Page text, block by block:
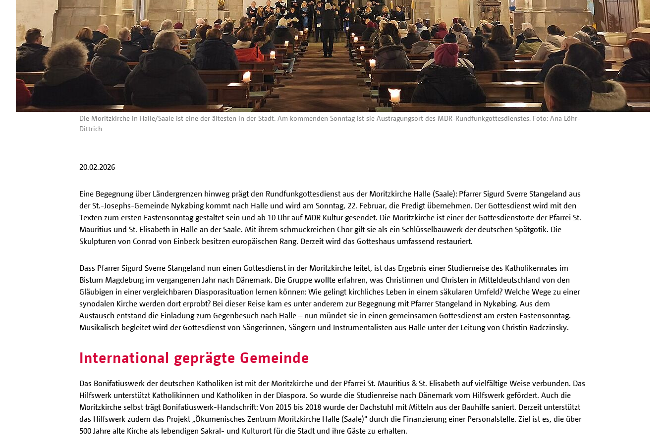
Die Moritzkirche in Halle/Saale ist eine der ältesten in der Stadt. Am kommenden Sonntag ist sie Austragungsort des MDR-Rundfunkgottesdienstes. Foto: Ana Löhr-
Dittrich
20.02.2026
Eine Begegnung über Ländergrenzen hinweg prägt den Rundfunkgottesdienst aus der Moritzkirche Halle (Saale): Pfarrer Sigurd Sverre Stangeland aus
der St.-Josephs-Gemeinde Nykøbing kommt nach Halle und wird am Sonntag, 22. Februar, die Predigt übernehmen. Der Gottesdienst wird mit den
Texten zum ersten Fastensonntag gestaltet sein und ab 10 Uhr auf MDR Kultur gesendet. Die Moritzkirche ist einer der Gottesdienstorte der Pfarrei St.
Mauritius und St. Elisabeth in Halle an der Saale. Mit ihrem schmuckreichen Chor gilt sie als ein Schlüsselbauwerk der deutschen Spätgotik. Die
Skulpturen von Conrad von Einbeck besitzen europäischen Rang. Derzeit wird das Gotteshaus umfassend restauriert.
Dass Pfarrer Sigurd Sverre Stangeland nun einen Gottesdienst in der Moritzkirche leitet, ist das Ergebnis einer Studienreise des Katholikenrates im
Bistum Magdeburg im vergangenen Jahr nach Dänemark. Die Gruppe wollte erfahren, was Christinnen und Christen in Mitteldeutschland von den
Gläubigen in einer vergleichbaren Diasporasituation lernen können: Wie gelingt kirchliches Leben in einem säkularen Umfeld? Welche Wege zu einer
synodalen Kirche werden dort erprobt? Bei dieser Reise kam es unter anderem zur Begegnung mit Pfarrer Stangeland in Nykøbing. Aus dem
Austausch entstand die Einladung zum Gegenbesuch nach Halle – nun mündet sie in einen gemeinsamen Gottesdienst am ersten Fastensonntag.
Musikalisch begleitet wird der Gottesdienst von Sängerinnen, Sängern und Instrumentalisten aus Halle unter der Leitung von Christin Radczinsky.
International geprägte Gemeinde
Das Bonifatiuswerk der deutschen Katholiken ist mit der Moritzkirche und der Pfarrei St. Mauritius & St. Elisabeth auf vielfältige Weise verbunden. Das
Hilfswerk unterstützt Katholikinnen und Katholiken in der Diaspora. So wurde die Studienreise nach Dänemark vom Hilfswerk gefördert. Auch die
Moritzkirche selbst trägt Bonifatiuswerk-Handschrift: Von 2015 bis 2018 wurde der Dachstuhl mit Mitteln aus der Bauhilfe saniert. Derzeit unterstützt
das Hilfswerk zudem das Projekt „Ökumenisches Zentrum Moritzkirche Halle (Saale)“ durch die Finanzierung einer Personalstelle. Ziel ist es, die über
500 Jahre alte Kirche als lebendigen Sakral- und Kulturort für die Stadt und ihre Gäste zu erhalten.